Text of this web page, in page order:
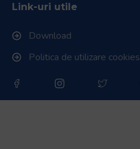
Link-uri utile
Download
Politica de utilizare cookies